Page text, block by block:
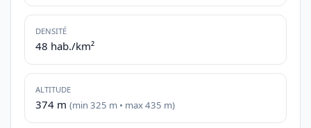
DENSITÉ
48 hab./km²
ALTITUDE
374 m (min 325 m • max 435 m)